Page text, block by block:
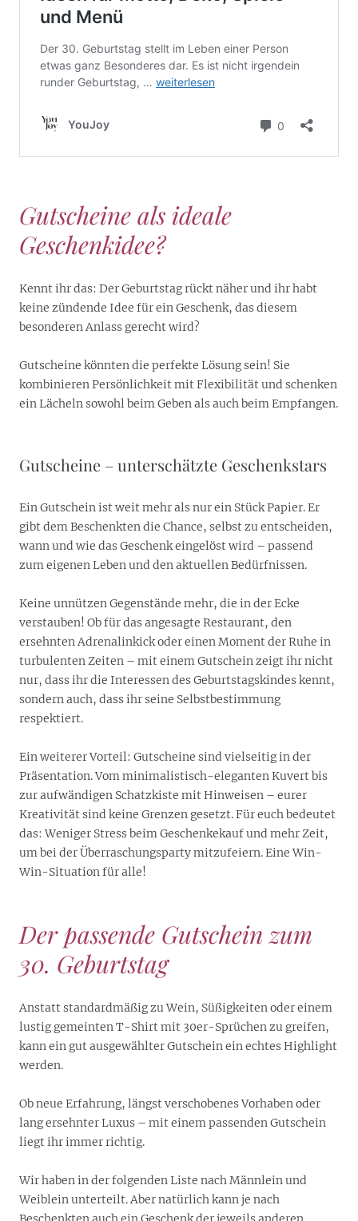
Gutscheine als ideale
Geschenkidee?
Kennt ihr das: Der Geburtstag rückt näher und ihr habt
keine zündende Idee für ein Geschenk, das diesem
besonderen Anlass gerecht wird?
Gutscheine könnten die perfekte Lösung sein! Sie
kombinieren Persönlichkeit mit Flexibilität und schenken
ein Lächeln sowohl beim Geben als auch beim Empfangen.
Gutscheine – unterschätzte Geschenkstars
Ein Gutschein ist weit mehr als nur ein Stück Papier. Er
gibt dem Beschenkten die Chance, selbst zu entscheiden,
wann und wie das Geschenk eingelöst wird – passend
zum eigenen Leben und den aktuellen Bedürfnissen.
Keine unnützen Gegenstände mehr, die in der Ecke
verstauben! Ob für das angesagte Restaurant, den
ersehnten Adrenalinkick oder einen Moment der Ruhe in
turbulenten Zeiten – mit einem Gutschein zeigt ihr nicht
nur, dass ihr die Interessen des Geburtstagskindes kennt,
sondern auch, dass ihr seine Selbstbestimmung
respektiert.
Ein weiterer Vorteil: Gutscheine sind vielseitig in der
Präsentation. Vom minimalistisch-eleganten Kuvert bis
zur aufwändigen Schatzkiste mit Hinweisen – eurer
Kreativität sind keine Grenzen gesetzt. Für euch bedeutet
das: Weniger Stress beim Geschenkekauf und mehr Zeit,
um bei der Überraschungsparty mitzufeiern. Eine Win-
Win-Situation für alle!
Der passende Gutschein zum
30. Geburtstag
Anstatt standardmäßig zu Wein, Süßigkeiten oder einem
lustig gemeinten T-Shirt mit 30er-Sprüchen zu greifen,
kann ein gut ausgewählter Gutschein ein echtes Highlight
werden.
Ob neue Erfahrung, längst verschobenes Vorhaben oder
lang ersehnter Luxus – mit einem passenden Gutschein
liegt ihr immer richtig.
Wir haben in der folgenden Liste nach Männlein und
Weiblein unterteilt. Aber natürlich kann je nach